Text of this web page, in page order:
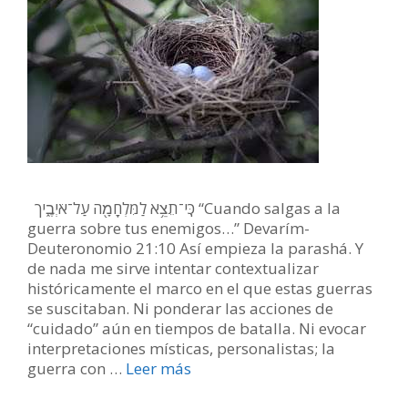
guerra sobre tus enemigos…” Devarím-
Deuteronomio 21:10 Así empieza la parashá. Y
de nada me sirve intentar contextualizar
históricamente el marco en el que estas guerras
se suscitaban. Ni ponderar las acciones de
“cuidado” aún en tiempos de batalla. Ni evocar
interpretaciones místicas, personalistas; la
guerra con … Leer más